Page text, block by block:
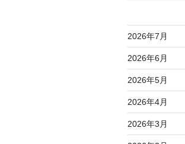
2026年7月
2026年6月
2026年5月
2026年4月
2026年3月